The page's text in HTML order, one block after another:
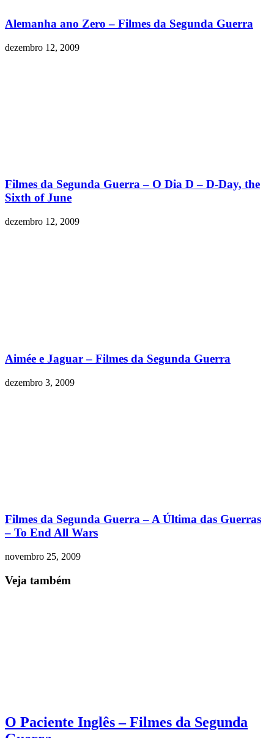
Alemanha ano Zero – Filmes da Segunda Guerra
dezembro 12, 2009
Filmes da Segunda Guerra – O Dia D – D-Day, the
Sixth of June
dezembro 12, 2009
Aimée e Jaguar – Filmes da Segunda Guerra
dezembro 3, 2009
Filmes da Segunda Guerra – A Última das Guerras
– To End All Wars
novembro 25, 2009
Veja também
O Paciente Inglês – Filmes da Segunda